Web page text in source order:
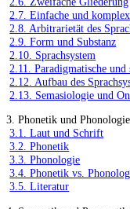
2.7. Einfache und
2.8. Arbitrarietät des
2.9. Form und Substanz
2.10. Sprachsystem
2.11. Paradigmatische
2.12. Aufbau des
2.13. Semasiologie und
3. Phonetik und Phonologie
3.1. Laut und Schrift
3.2. Phonetik
3.3. Phonologie
3.4. Phonetik vs.
3.5. Literatur